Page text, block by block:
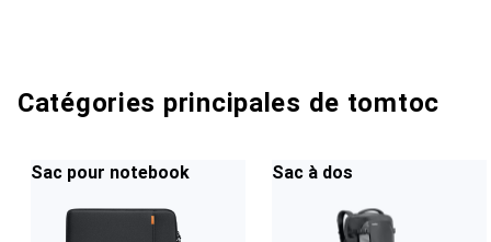
Catégories principales de tomtoc
Sac pour notebook Sac à dos